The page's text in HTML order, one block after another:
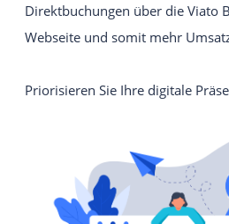
EIGENE WEBSITE
Individuelle Viato Website.
VIATO KICKSTARTER
IHREN ANBIETER WECHSELN
Direktbuchungen über die Viato
Webseite und somit mehr
Priorisieren Sie Ihre digitale